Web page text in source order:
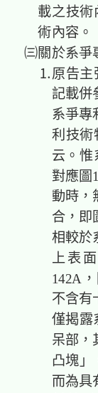
載之技術
術內容。
㈢關於系爭
⒈原告主張
記載併
系爭專
利技術
云。惟
對應圖
動時，
合，即
相較於
上表
142A
不含有
僅揭露
呆部，
凸塊」
而為具